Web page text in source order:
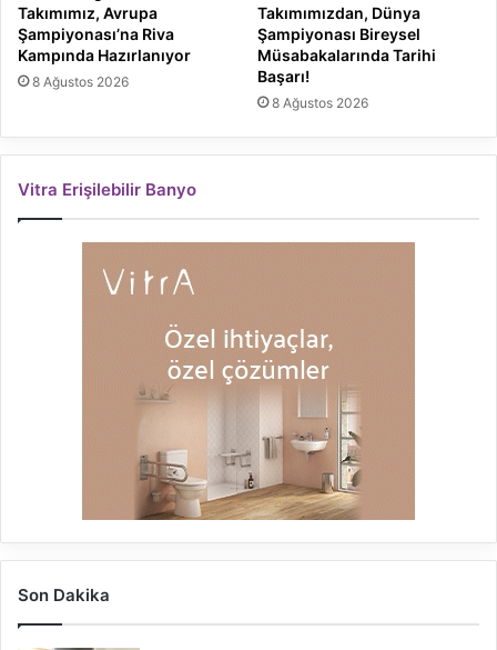
Takımımız, Avrupa
Şampiyonası’na Riva
Kampında Hazırlanıyor
8 Ağustos 2026
Takımımızdan, Dünya
Şampiyonası Bireysel
Müsabakalarında Tarihi
Başarı!
8 Ağustos 2026
Vitra Erişilebilir Banyo
Son Dakika